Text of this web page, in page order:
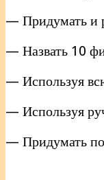
— Придумать и
— Назвать 10
— Используя
— Используя
— Придумать